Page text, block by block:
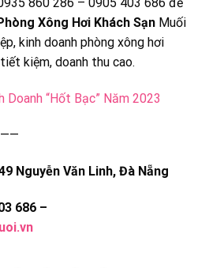
860 286 – 0905 403 686 để
Xông Hơi Khách Sạn Muối
kinh doanh phòng xông hơi
kiệm, doanh thu cao.
Doanh “Hốt Bạc” Năm 2023
Nguyễn Văn Linh, Đà Nẵng
686 –